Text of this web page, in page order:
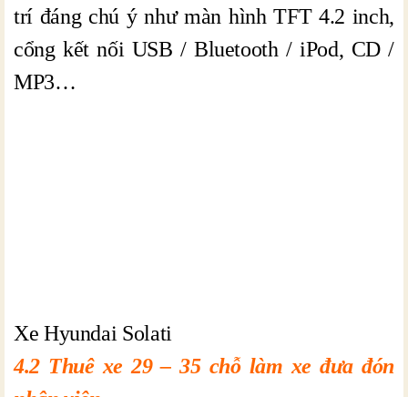
trí đáng chú ý như màn hình TFT 4.2 inch,
cổng kết nối USB / Bluetooth / iPod, CD /
MP3…
Xe Hyundai Solati
4.2 Thuê xe 29 – 35 chỗ làm xe đưa đón